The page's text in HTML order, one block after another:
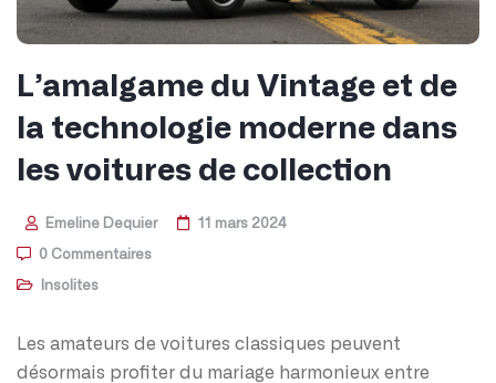
L’amalgame du Vintage et de
la technologie moderne dans
les voitures de collection
Emeline Dequier 11 mars 2024
0 Commentaires
Insolites
Les amateurs de voitures classiques peuvent
désormais profiter du mariage harmonieux entre